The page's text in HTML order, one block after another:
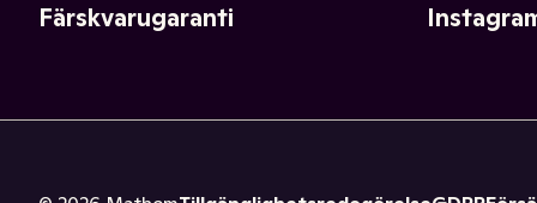
Färskvarugaranti